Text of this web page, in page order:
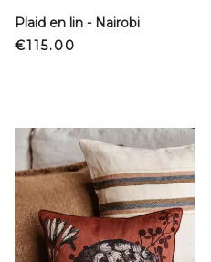
Plaid en lin - Nairobi
Price
€115.00